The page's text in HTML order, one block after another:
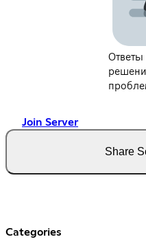
Join Server
Share
Categories